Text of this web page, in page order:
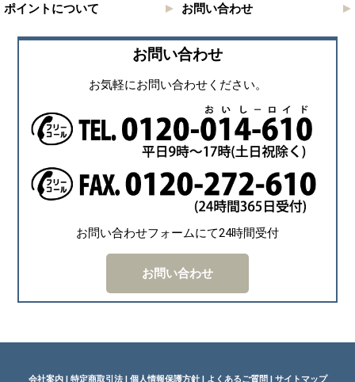
ポイントについて お問い合わせ
お問い合わせ
お気軽にお問い合わせください。
お問い合わせフォームにて24時間受付
お問い合わせ
会社案内 | 特定商取引法 | 個人情報保護方針 | よくあるご質問 | サイトマップ